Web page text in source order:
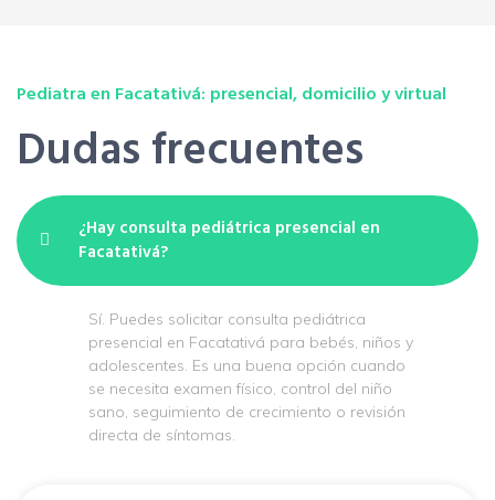
Pediatra en Facatativá: presencial, domicilio y virtual
Dudas frecuentes
¿Hay consulta pediátrica presencial en
Facatativá?
Sí. Puedes solicitar consulta pediátrica
presencial en Facatativá para bebés, niños y
adolescentes. Es una buena opción cuando
se necesita examen físico, control del niño
sano, seguimiento de crecimiento o revisión
directa de síntomas.